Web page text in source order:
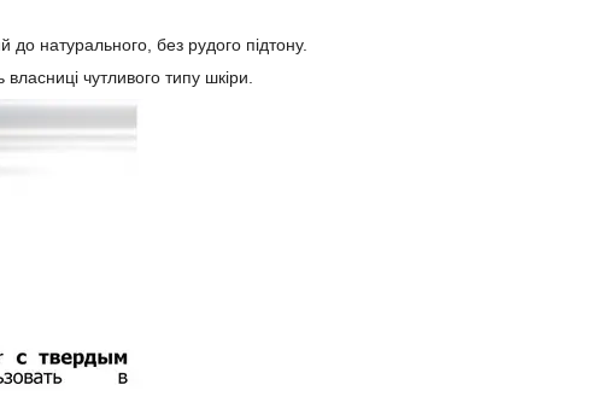
до натурального, без рудого підтону.
чутливого типу шкіри.